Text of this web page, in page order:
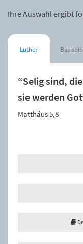
Ihre Auswahl ergibt
Luther
“Selig sind,
sie werden
Matthäus 5,8